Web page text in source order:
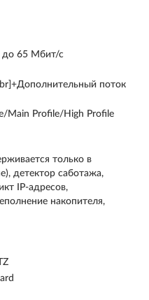
до 65 Мбит/с
поток
Main Profile/High Profile
только в
детектор саботажа,
IP-адресов,
накопителя,